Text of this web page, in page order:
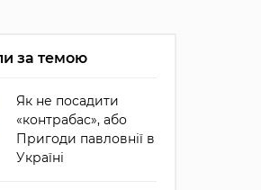
за темою
Як не посадити
«контрабас», або
Пригоди павловнії в
Україні